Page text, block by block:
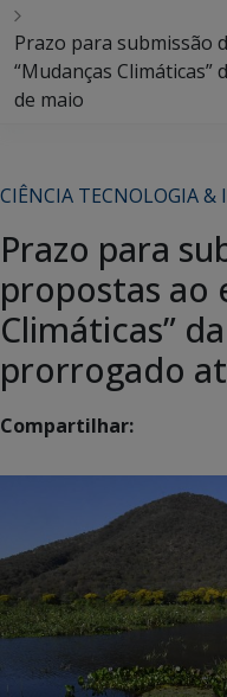
Prazo para submissão
“Mudanças
de maio
CIÊNCIA TECNOLOGIA &
Prazo para
propostas ao
Climáticas”
prorrogado
Compartilhar: